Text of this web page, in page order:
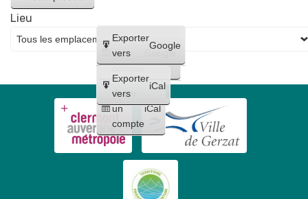
Créer
un
compte
Google
Créer
un
compte
iCal
Exporter
vers
Google
Exporter
vers
iCal
Lieu